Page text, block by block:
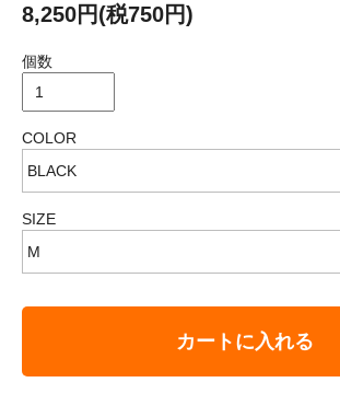
8,250円(税750円)
個数
COLOR
SIZE
カートに入れる